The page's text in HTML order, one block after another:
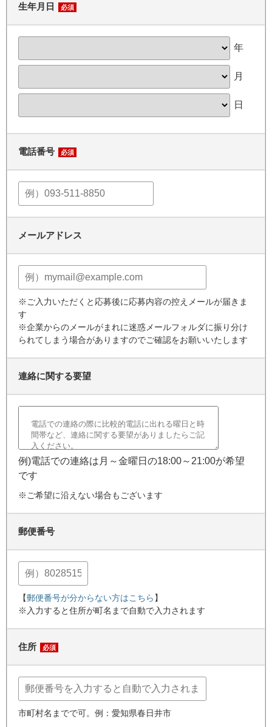
生年月日 必須
年
月
日
電話番号 必須
メールアドレス
※ご入力いただくと応募後に応募内容の控えメールが届きま
す
※企業からのメールがまれに迷惑メールフォルダに振り分け
られてしまう場合がありますのでご確認をお願いいたします
連絡に関する要望
例)電話での連絡は月～金曜日の18:00～21:00が希望
です
※ご希望に沿えない場合もございます
郵便番号
【郵便番号が分からない方はこちら 】
※入力すると住所が町名まで自動で入力されます
住所 必須
市町村名までで可。例：愛知県春日井市